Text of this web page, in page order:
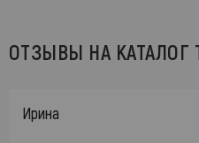
ОТЗЫВЫ НА КАТАЛОГ
Ирина